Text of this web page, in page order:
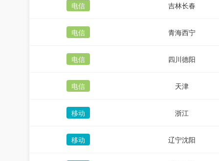
电信 吉林长春
电信 青海西宁
电信 四川德阳
电信 天津
移动 浙江
移动 辽宁沈阳